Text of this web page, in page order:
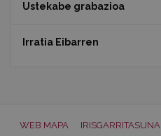
Ustekabe grabazioa
Irratia Eibarren
WEB MAPA IRISGARRITASUNA